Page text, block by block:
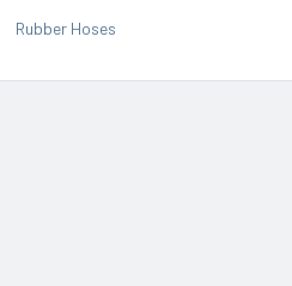
Rubber Hoses